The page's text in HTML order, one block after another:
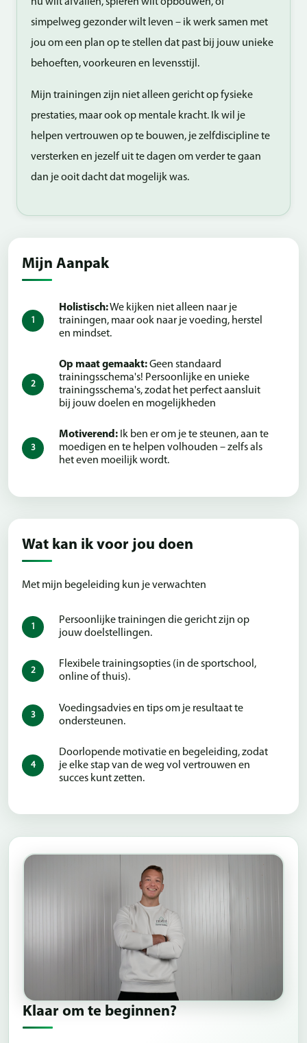
simpelweg gezonder wilt leven – ik werk samen met
jou om een plan op te stellen dat past bij jouw unieke
behoeften, voorkeuren en levensstijl.
Mijn trainingen zijn niet alleen gericht op fysieke
prestaties, maar ook op mentale kracht. Ik wil je
helpen vertrouwen op te bouwen, je zelfdiscipline te
versterken en jezelf uit te dagen om verder te gaan
dan je ooit dacht dat mogelijk was.
Mijn Aanpak
Holistisch:We kijken niet alleen naar je
trainingen, maar ook naar je voeding, herstel
en mindset.
Op maat gemaakt:Geen standaard
trainingsschema's! Persoonlijke en unieke
trainingsschema's, zodat het perfect aansluit
bij jouw doelen en mogelijkheden
Motiverend: Ik ben er om je te steunen, aan te
moedigen en te helpen volhouden – zelfs als
het even moeilijk wordt.
Wat kan ik voor jou doen
Met mijn begeleiding kun je verwachten
Persoonlijke trainingen die gericht zijn op
jouw doelstellingen.
Flexibele trainingsopties (in de sportschool,
online of thuis).
Voedingsadvies en tips om je resultaat te
ondersteunen.
Doorlopende motivatie en begeleiding, zodat
je elke stap van de weg vol vertrouwen en
succes kunt zetten.
Klaar om te beginnen?